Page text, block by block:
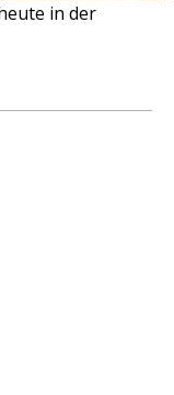
in der